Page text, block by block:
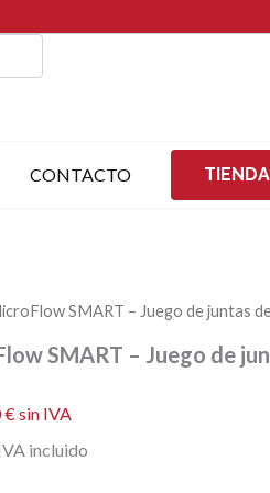
CONTACTO TIENDA
SMART – Juego de juntas
SMART – Juego de
€sin IVA
incluido